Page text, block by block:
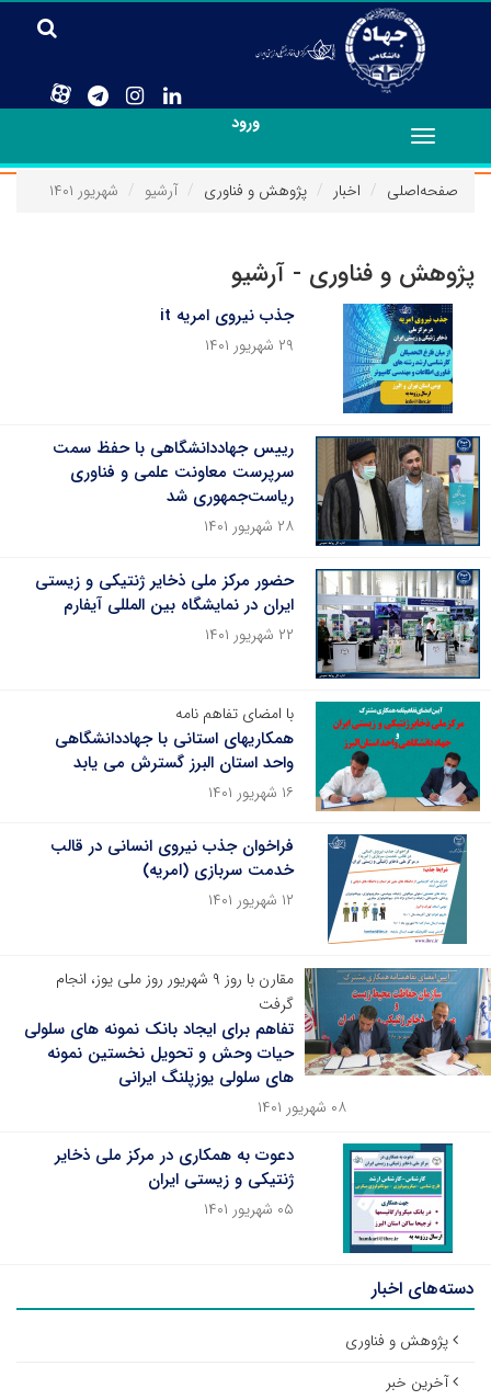
ورود
Toggle
navigation
صفحه‌اصلی
اخبار پژوهش و فناوری آرشیو شهریور ۱۴۰۱
پژوهش و فناوری - آرشیو
جذب نیروی امریه it
۲۹ شهریور ۱۴۰۱
رییس جهاددانشگاهی با حفظ سمت
سرپرست معاونت علمی و فناوری
ریاست‌جمهوری شد
۲۸ شهریور ۱۴۰۱
حضور مرکز ملی ذخایر ژنتیکی و زیستی
ایران در نمایشگاه بین المللی آیفارم
۲۲ شهریور ۱۴۰۱
با امضای تفاهم نامه
همکاریهای استانی با جهاددانشگاهی
واحد استان البرز گسترش می یابد
۱۶ شهریور ۱۴۰۱
فراخوان جذب نیروی انسانی در قالب
خدمت سربازی (امریه)
۱۲ شهریور ۱۴۰۱
مقارن با روز ۹ شهریور روز ملی یوز، انجام
گرفت
تفاهم برای ایجاد بانک نمونه های سلولی
حیات وحش و تحویل نخستین نمونه
های سلولی یوزپلنگ ایرانی
۰۸ شهریور ۱۴۰۱
دعوت به همکاری در مرکز ملی ذخایر
ژنتیکی و زیستی ایران
۰۵ شهریور ۱۴۰۱
دسته‌های اخبار
پژوهش و فناوری
آخرین خبر